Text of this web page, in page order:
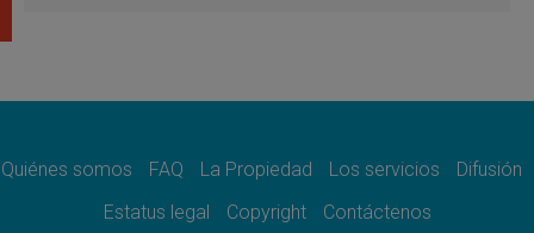
quienes bendicen la guerra
Ucrania: Ataque masivo en Kyiv durante la
Quiénes somos FAQ La Propiedad Los servicios
Difusión
Estatus legal
Copyright Contáctenos